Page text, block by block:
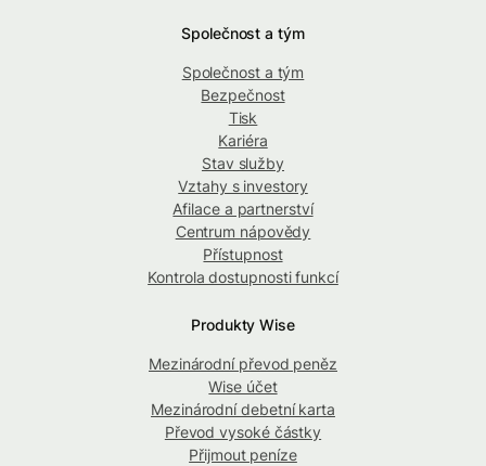
Společnost a tým
Společnost a tým
Bezpečnost
Tisk
Kariéra
Stav služby
Vztahy s investory
Afilace a partnerství
Centrum nápovědy
Přístupnost
Kontrola dostupnosti funkcí
Produkty Wise
Mezinárodní převod peněz
Wise účet
Mezinárodní debetní karta
Převod vysoké částky
Přijmout peníze